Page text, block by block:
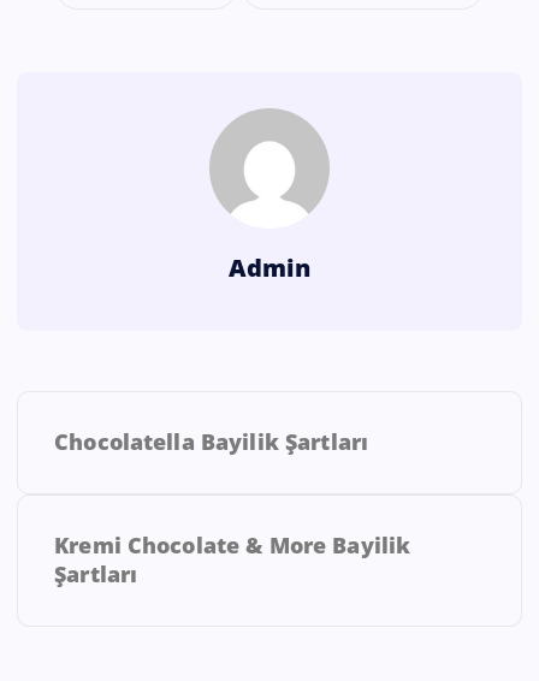
Admin
Chocolatella Bayilik Şartları
Kremi Chocolate & More Bayilik
Şartları